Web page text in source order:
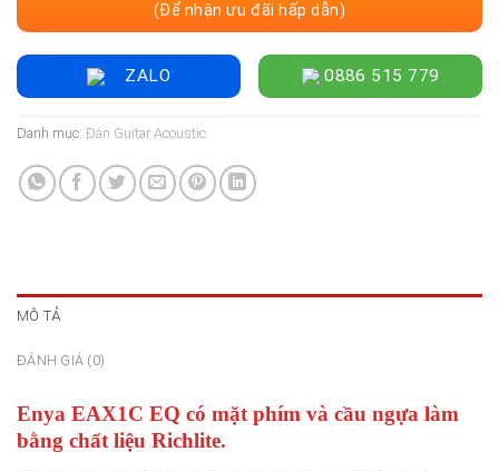
(Để nhận ưu đãi hấp dẫn)
ZALO 0886 515 779
Danh mục: Đàn Guitar Acoustic
MÔ TẢ
ĐÁNH GIÁ (0)
Enya EAX1C EQ có mặt phím và cầu ngựa làm
bằng chất liệu Richlite.